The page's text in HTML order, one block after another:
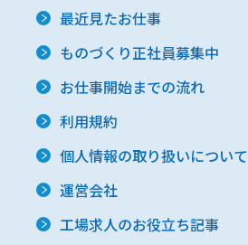
最近見たお仕事
ものづくり正社員募集中
お仕事開始までの流れ
利用規約
個人情報の取り扱いについて
運営会社
工場求人のお役立ち記事